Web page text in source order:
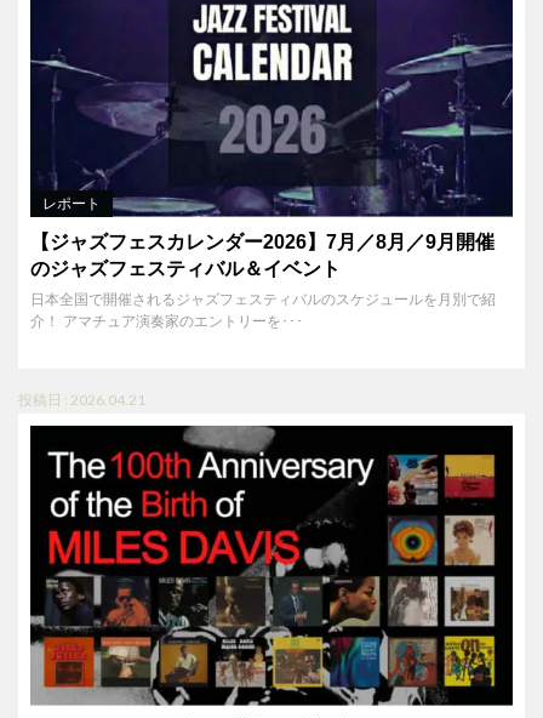
レポート
【ジャズフェスカレンダー2026】7月／8月／9月開催
のジャズフェスティバル＆イベント
日本全国で開催されるジャズフェスティバルのスケジュールを月別で紹
介！ アマチュア演奏家のエントリーを･･･
投稿日 : 2026.04.21